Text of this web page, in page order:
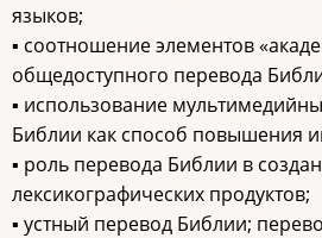
языков;
▪ соотношение элементов
общедоступного перевода
▪ использование
Библии как способ повышения
▪ роль перевода Библии в
лексикографических продуктов;
▪ устный перевод Библии;